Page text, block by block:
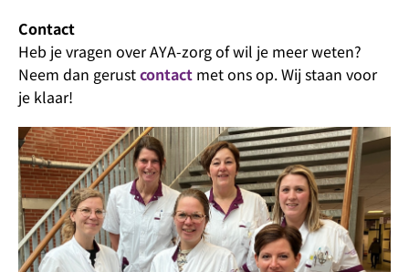
Contact
Heb je vragen over AYA-zorg of wil je meer weten?
Neem dan gerustcontact met ons op. Wij staan voor
je klaar!